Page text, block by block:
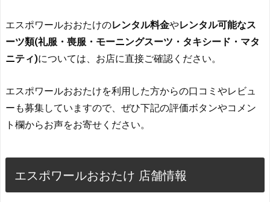
エスポワールおおたけのレンタル料金やレンタル可能なス
ーツ類(礼服・喪服・モーニングスーツ・タキシード・マタ
ニティ)については、お店に直接ご確認ください。
エスポワールおおたけを利用した方からの口コミやレビュ
ーも募集していますので、ぜひ下記の評価ボタンやコメン
ト欄からお声をお寄せください。
エスポワールおおたけ 店舗情報